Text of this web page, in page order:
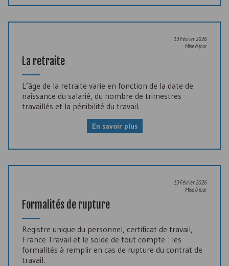
13 Février 2026
Mise à jour
La retraite
L’âge de la retraite varie en fonction de la date de
naissance du salarié, du nombre de trimestres
travaillés et la pénibilité du travail.
En savoir plus
13 Février 2026
Mise à jour
Formalités de rupture
Registre unique du personnel, certificat de travail,
France Travail et le solde de tout compte : les
formalités à remplir en cas de rupture du contrat de
travail.